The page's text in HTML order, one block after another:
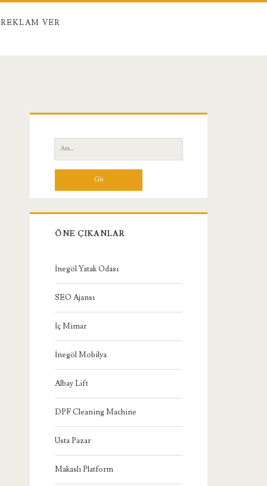
REKLAM VER
Yan
Menü
Ara:
ÖNE ÇIKANLAR
İnegöl Yatak Odası
SEO Ajansı
İç Mimar
İnegöl Mobilya
Albay Lift
DPF Cleaning Machine
Usta Pazar
Makaslı Platform